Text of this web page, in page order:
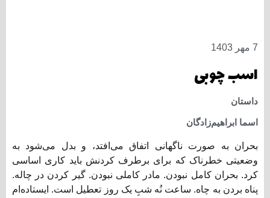
7 مهر 1403
اسب چوبی
داستان
اسما ابراهیم‌زادگان
بحران به صورت ناگهانی اتفاق می‌افتد، و بدل می‌شود به
وضعیتی خطرناک که برای برطرف کردنش باید کاری اساسی
کرد. بحران کامل نبودن. مادر کاملی نبودن. گیر کردن در چاله.
پناه بردن به چاه. ساعت نُه شبِ یک روز تعطیل است. ایستاده‌ام